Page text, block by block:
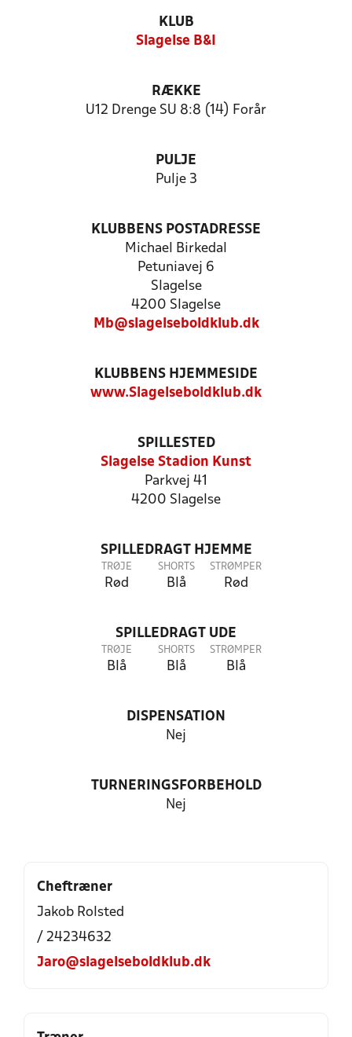
KLUB
Slagelse B&I
RÆKKE
U12 Drenge SU 8:8 (14) Forår
PULJE
Pulje 3
KLUBBENS POSTADRESSE
Michael Birkedal
Petuniavej 6
Slagelse
4200 Slagelse
Mb@slagelseboldklub.dk
KLUBBENS HJEMMESIDE
www.Slagelseboldklub.dk
SPILLESTED
Slagelse Stadion Kunst
Parkvej 41
4200 Slagelse
SPILLEDRAGT HJEMME
TRØJE
Rød
SHORTS
Blå
STRØMPER
Rød
SPILLEDRAGT UDE
TRØJE
Blå
SHORTS
Blå
STRØMPER
Blå
DISPENSATION
Nej
TURNERINGSFORBEHOLD
Nej
Cheftræner
Jakob Rolsted
/ 24234632
Jaro@slagelseboldklub.dk